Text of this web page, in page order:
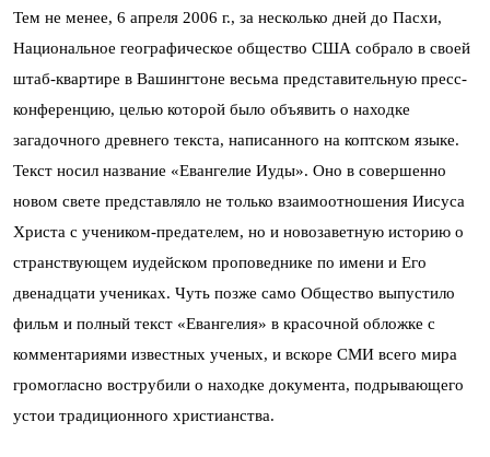
Тем не менее, 6 апреля 2006 г., за несколько дней до Пасхи,
Национальное географическое общество США собрало в своей
штаб-квартире в Вашингтоне весьма представительную пресс-
конференцию, целью которой было объявить о находке
загадочного древнего текста, написанного на коптском языке.
Текст носил название «Евангелие Иуды». Оно в совершенно
новом свете представляло не только взаимоотношения Иисуса
Христа с учеником-предателем, но и новозаветную историю о
странствующем иудейском проповеднике по имени и Его
двенадцати учениках. Чуть позже само Общество выпустило
фильм и полный текст «Евангелия» в красочной обложке с
комментариями известных ученых, и вскоре СМИ всего мира
громогласно вострубили о находке документа, подрывающего
устои традиционного христианства.